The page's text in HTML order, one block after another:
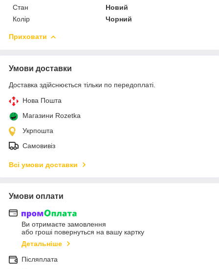
Стан
Новий
Колір
Чорний
Приховати
Умови доставки
Доставка здійснюється тільки по передоплаті.
Нова Пошта
Магазини Rozetka
Укрпошта
Самовивіз
Всі умови доставки
Умови оплати
Ви отримаєте замовлення
або гроші повернуться на вашу картку
Детальніше
Післяплата